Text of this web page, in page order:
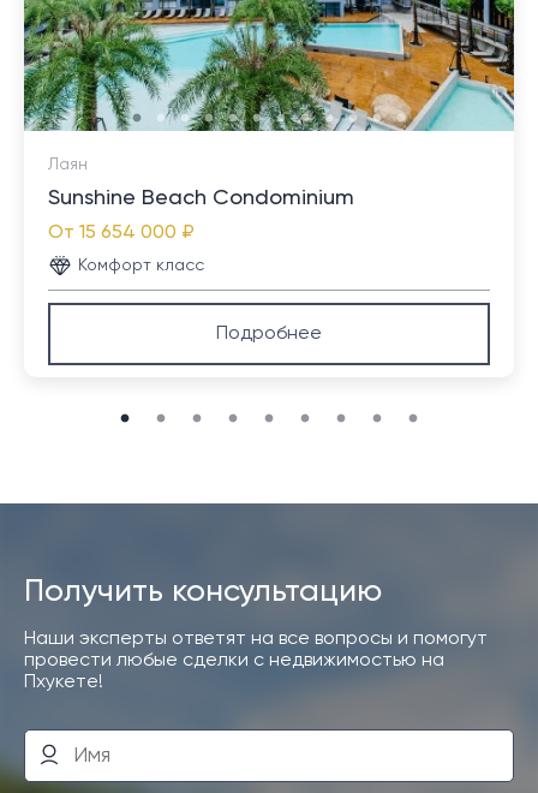
<p>Примечание: Перевести с помощью Google</p>
Лаян
Sunshine Beach Condominium
От 15 654 000 ₽
Комфорт класс
Подробнее
Получить консультацию
Наши эксперты ответят на все вопросы и помогут
провести любые сделки с недвижимостью на
Пхукете!